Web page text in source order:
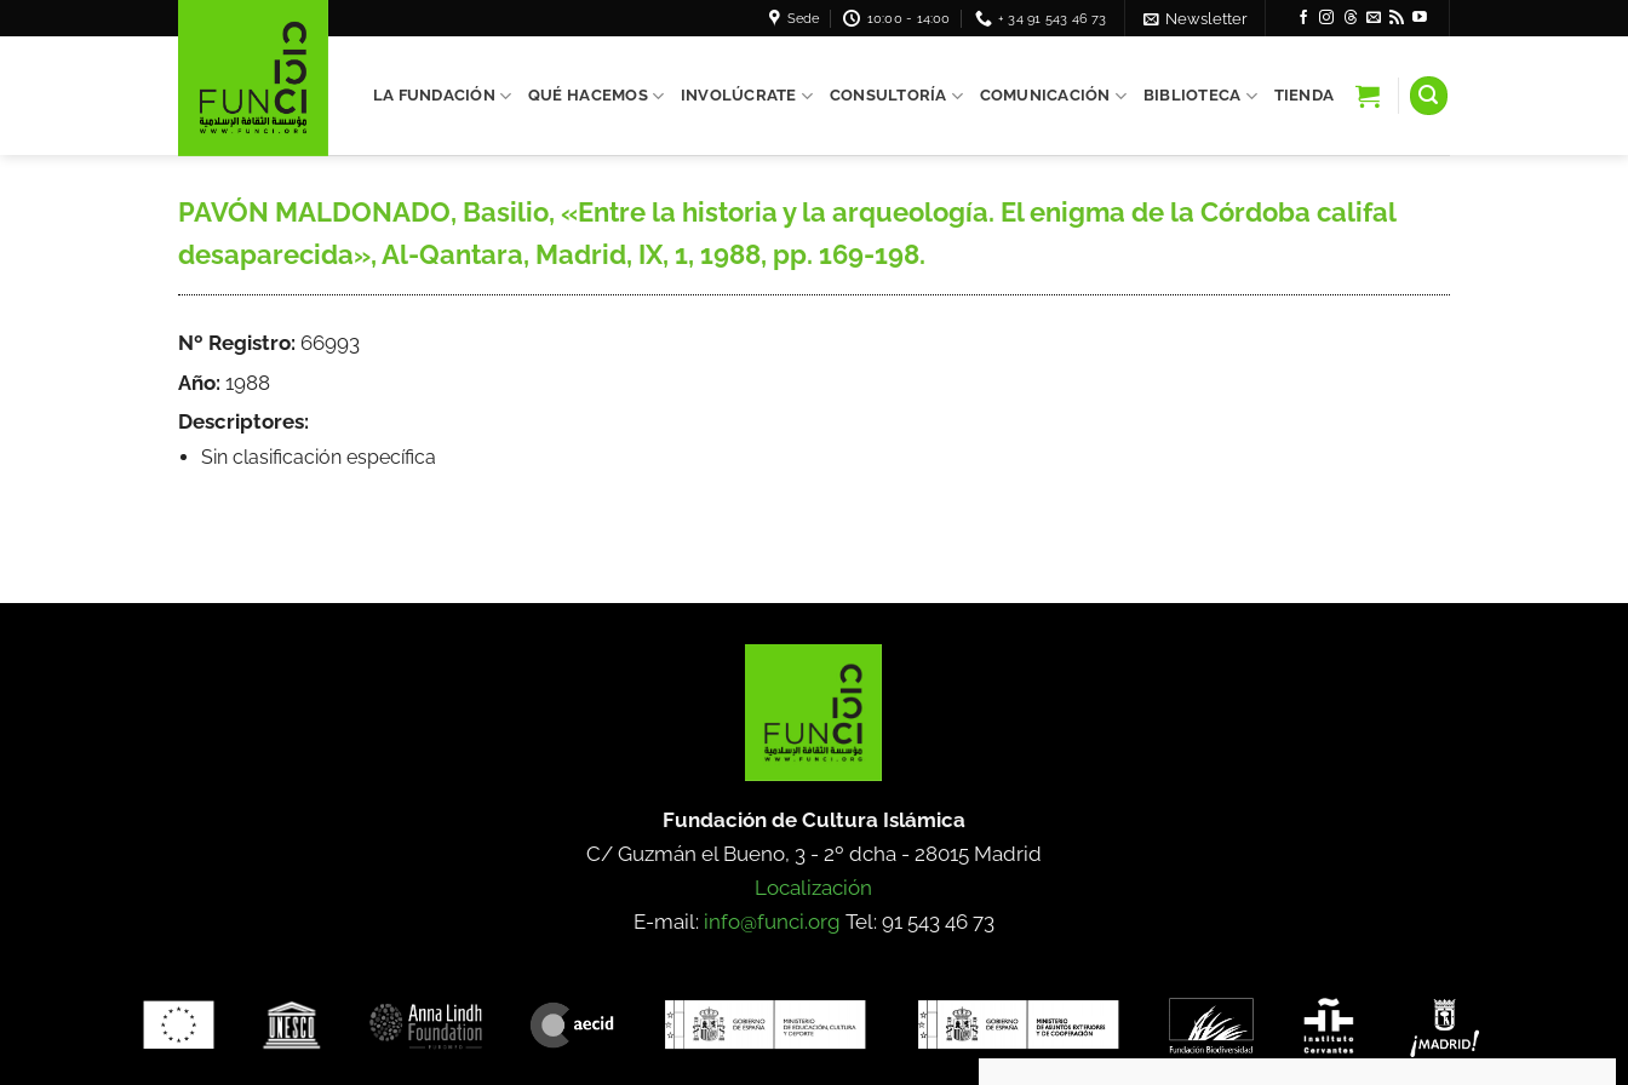
Sede 10:00 - 14:00 + 34 91 543 46 73 Newsletter
LA FUNDACIÓN QUÉ HACEMOS INVOLÚCRATE CONSULTORÍA COMUNICACIÓN BIBLIOTECA TIENDA
PAVÓN MALDONADO, Basilio, «Entre la historia y la arqueología. El enigma de la Córdoba califal
desaparecida», Al-Qantara, Madrid, IX, 1, 1988, pp. 169-198.
Nº Registro: 66993
Año: 1988
Descriptores:
Sin clasificación específica
Fundación de Cultura Islámica
C/ Guzmán el Bueno, 3 - 2º dcha - 28015 Madrid
Localización
E-mail: info@funci.org Tel: 91 543 46 73